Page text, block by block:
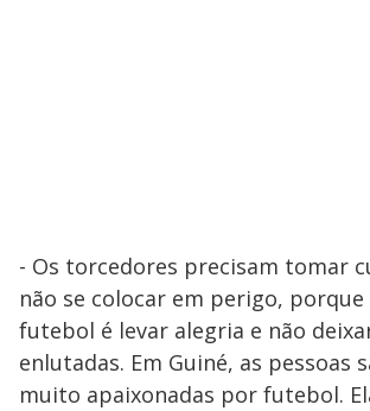
- Os torcedores precisam tomar
não se colocar em perigo,
futebol é levar alegria e não
enlutadas. Em Guiné, as pessoas
muito apaixonadas por futebol.